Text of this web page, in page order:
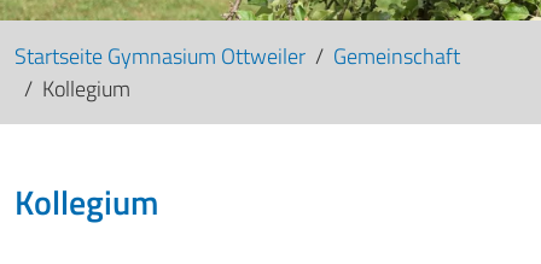
Startseite Gymnasium Ottweiler
Gemeinschaft
Kollegium
Kollegium